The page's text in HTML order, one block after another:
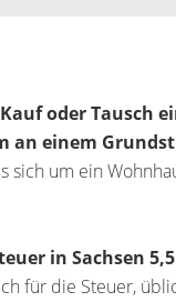
Kauf oder Tausch
an einem
sich um ein
in Sachsen
für die Steuer,